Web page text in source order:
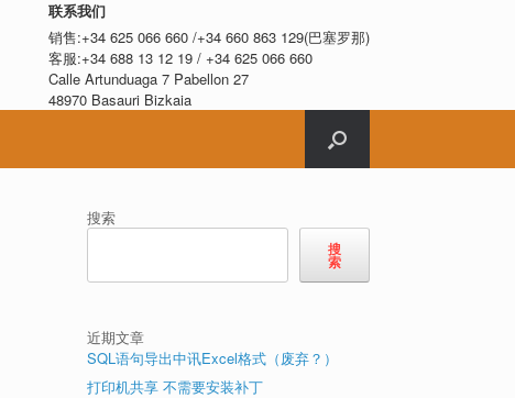
联系我们
销售:+34 625 066 660 /+34 660 863 129(巴塞罗那)
客服:+34 688 13 12 19 / +34 625 066 660
Calle Artunduaga 7 Pabellon 27
48970 Basauri Bizkaia
搜索
搜
索
近期文章
SQL语句导出中讯Excel格式（废弃？）
打印机共享 不需要安装补丁